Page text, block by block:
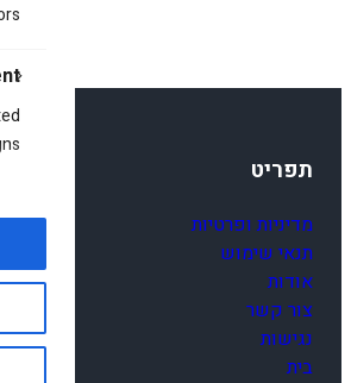
תפריט
מדיניות ופרטיות
תנאי שימוש
אודות
צור קשר
נגישות
בית